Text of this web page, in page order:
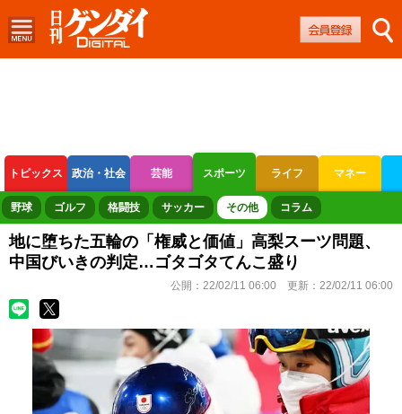
トピックス 政治・社会 芸能 スポーツ ライフ マネー
ボートレース 競輪 オートレース
野球 ゴルフ 格闘技 サッカー その他 コラム
地に堕ちた五輪の「権威と価値」高梨スーツ問題、
中国びいきの判定…ゴタゴタてんこ盛り
公開： 22/02/11 06:00 更新： 22/02/11 06:00